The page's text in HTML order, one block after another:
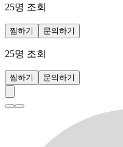
25명 조회
찜하기 문의하기
25명 조회
찜하기 문의하기